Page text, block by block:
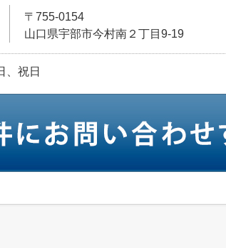
〒755-0154
山口県宇部市今村南２丁目9-19
、祝日